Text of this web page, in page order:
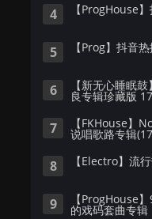
4 【ProgHouse
5 【Prog】抖音
6 【新无心睡眠
良专辑珍藏版
7 【FKHouse】
说唱歌路专辑
8 【Electro】流
9 【ProgHouse
的戏码套曲专辑